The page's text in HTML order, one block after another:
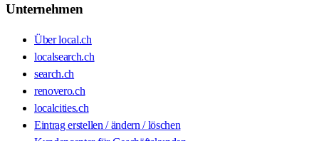
Unternehmen
Über local.ch
localsearch.ch
search.ch
renovero.ch
localcities.ch
Eintrag erstellen / ändern / löschen